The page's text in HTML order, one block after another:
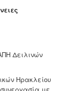
Δειλινών
Ηρακλείου